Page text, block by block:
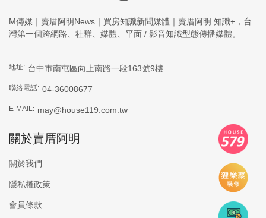
M傳媒｜賣厝阿明News｜買房知識新聞媒體｜賣厝阿明 知識+，台
灣第一個跨網路、社群、媒體、平面 / 影音知識型態傳播媒體。
地址: 台中市南屯區向上南路一段163號9樓
聯絡電話: 04-36008677
E-MAIL: may@house119.com.tw
關於賣厝阿明
關於我們
隱私權政策
會員條款